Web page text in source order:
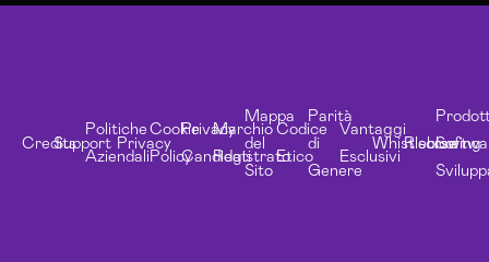
CreditsSupport
Politiche
Aziendali
Privacy
Cookie
Policy
Privacy
Candidati
Marchio
Registrato
Mappa
del
Sito
Codice
Etico
Parità
di
Genere
Vantaggi
Esclusivi
Whistleblowing
Risorse